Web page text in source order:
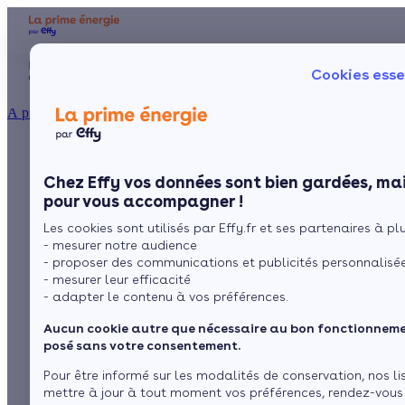
Cookies
Chez Effy vos données sont bien gardées,
pour vous accompagner !
Les cookies sont utilisés par Effy.fr et ses partenaires à
- mesurer notre audience
- proposer des communications et publicités
- mesurer leur efficacité
- adapter le contenu à vos préférences.
Aucun cookie autre que nécessaire au bon
posé sans votre consentement.
Pour être informé sur les modalités de conservation, nos
mettre à jour à tout moment vos préférences, rendez-
À propos
Le concept
Comment l'obtenir ?
Chauffage
Poêle à
Kit solaire plug &
play : la solution
solaire simple à
brancher soi-même
parClaire Dubas 10 min de lecture